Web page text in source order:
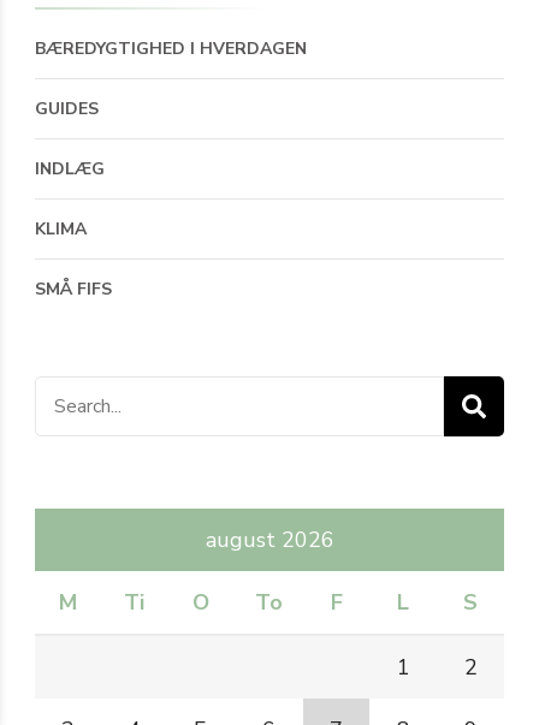
BÆREDYGTIGHED I HVERDAGEN
GUIDES
INDLÆG
KLIMA
SMÅ FIFS
Search
for:
august 2026
M Ti O To F L S
1 2